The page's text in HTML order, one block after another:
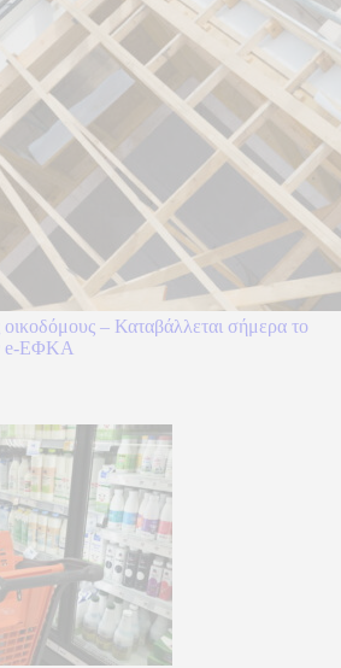
– Καταβάλλεται σήμερα το
e-ΕΦΚΑ